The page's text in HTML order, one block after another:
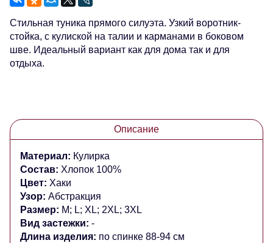
Стильная туника прямого силуэта. Узкий воротник-
стойка, с кулиской на талии и карманами в боковом
шве. Идеальный вариант как для дома так и для
отдыха.
Описание
Материал: Кулирка
Состав: Хлопок 100%
Цвет: Хаки
Узор: Абстракция
Размер: M; L; XL; 2XL; 3XL
Вид застежки: -
Длина изделия: по спинке 88-94 см